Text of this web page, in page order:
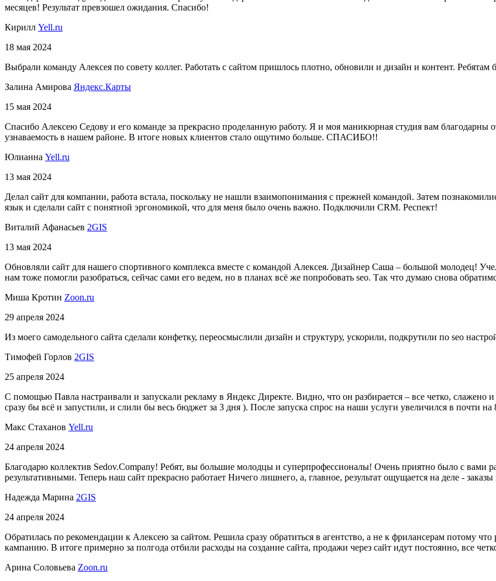
месяцев! Результат превзошел ожидания. Спасибо!
Кирилл Yell.ru
18 мая 2024
Выбрали команду Алексея по совету коллег. Работать с сайтом пришлось плотно, обновили и дизайн и контент. Ребятам
Залина Амирова Яндекс.Карты
15 мая 2024
Спасибо Алексею Седову и его команде за прекрасно проделанную работу. Я и моя маникюрная студия вам благодарны
узнаваемость в нашем районе. В итоге новых клиентов стало ощутимо больше. СПАСИБО!!
Юлианна Yell.ru
13 мая 2024
Делал сайт для компании, работа встала, поскольку не нашли взаимопонимания с прежней командой. Затем
язык и сделали сайт с понятной эргономикой, что для меня было очень важно. Подключили CRM. Респект!
Виталий Афанасьев 2GIS
13 мая 2024
Обновляли сайт для нашего спортивного комплекса вместе с командой Алексея. Дизайнер Саша – большой молодец!
нам тоже помогли разобраться, сейчас сами его ведем, но в планах всё же попробовать seo. Так что думаю снова
Миша Кротин Zoon.ru
29 апреля 2024
Из моего самодельного сайта сделали конфетку, переосмыслили дизайн и структуру, ускорили, подкрутили по sео
Тимофей Горлов 2GIS
25 апреля 2024
С помощью Павла настраивали и запускали рекламу в Яндекс Директе. Видно, что он разбирается – все четко, слажено
сразу бы всё и запустили, и слили бы весь бюджет за 3 дня ). После запуска спрос на наши услуги увеличился в почти
Макс Стаханов Yell.ru
24 апреля 2024
Благодарю коллектив Sedov.Company! Ребят, вы большие молодцы и суперпрофессионалы! Очень приятно было с вами
результативными. Теперь наш сайт прекрасно работает Ничего лишнего, а, главное, результат ощущается на деле -
Надежда Марина 2GIS
24 апреля 2024
Обратилась по рекомендации к Алексею за сайтом. Решила сразу обратиться в агентство, а не к фрилансерам потому
кампанию. В итоге примерно за полгода отбили расходы на создание сайта, продажи через сайт идут постоянно, все
Арина Соловьева Zoon.ru